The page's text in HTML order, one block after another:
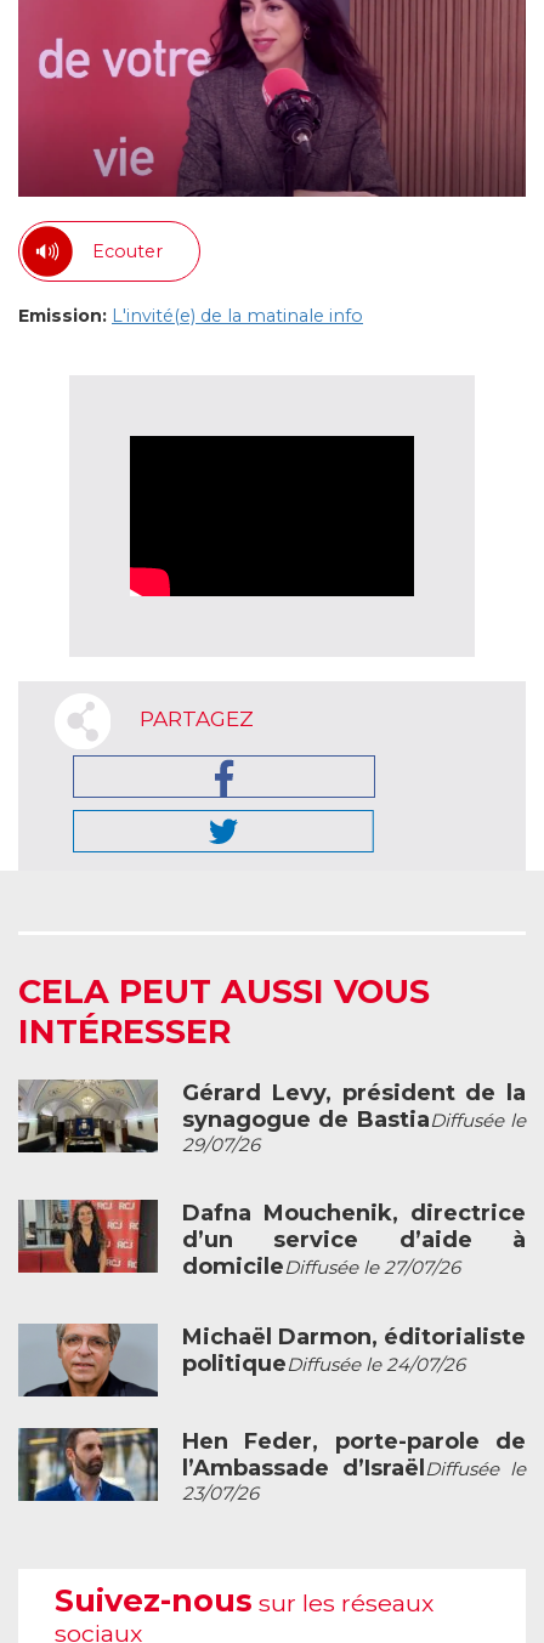
Ecouter
Emission: L'invité(e) de la matinale info
PARTAGEZ
CELA PEUT AUSSI VOUS
INTÉRESSER
Gérard Levy, président de la
synagogue de BastiaDiffusée le
29/07/26
Dafna Mouchenik, directrice
d’un service d’aide à
domicileDiffusée le 27/07/26
Michaël Darmon, éditorialiste
politiqueDiffusée le 24/07/26
Hen Feder, porte-parole de
l’Ambassade d’Israël Diffusée le
23/07/26
Suivez-nous sur les réseaux
sociaux